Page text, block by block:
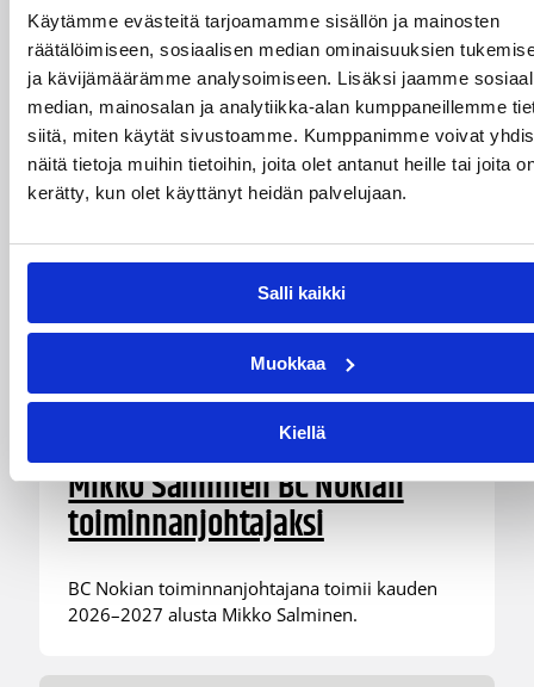
Käytämme evästeitä tarjoamamme sisällön ja mainosten
räätälöimiseen, sosiaalisen median ominaisuuksien
ja kävijämäärämme analysoimiseen. Lisäksi jaamme
median, mainosalan ja analytiikka-alan kumppaneillemme
siitä, miten käytät sivustoamme. Kumppanimme voivat
näitä tietoja muihin tietoihin, joita olet antanut heille tai joita
kerätty, kun olet käyttänyt heidän palvelujaan.
Salli kaikki
Muokkaa
Kiellä
Järjestyksessään 39. turnaus kerää yhteen 200
joukkuetta ja tuhansia koripallon ystäviä niin
Suomesta kuin ulkomailta.
Mikko Salminen BC Nokian
toiminnanjohtajaksi
BC Nokian toiminnanjohtajana toimii kauden
2026–2027 alusta Mikko Salminen.